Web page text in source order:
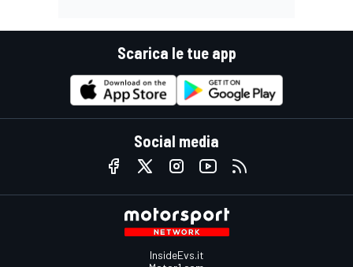
Scarica le tue app
Social media
InsideEvs.it